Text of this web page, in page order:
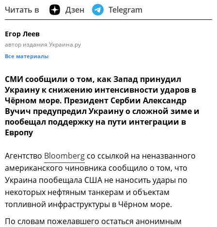
Читать в Дзен Telegram
Егор Леев
автор издания Украина.ру
Все материалы
СМИ сообщили о том, как Запад принудил
Украину к снижению интенсивности ударов в
Чёрном море. Президент Сербии Александр
Вучич предупредил Украину о сложной зиме и
пообещал поддержку на пути интеграции в
Европу
Агентство Bloomberg со ссылкой на неназванного
американского чиновника сообщило о том, что
Украина пообещала США не наносить удары по
некоторых нефтяным танкерам и объектам
топливной инфраструктуры в Чёрном море.
По словам пожелавшего остаться анонимным